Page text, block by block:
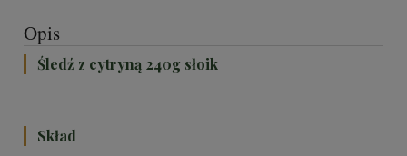
Opis
Śledź z cytryną 240g słoik
Skład